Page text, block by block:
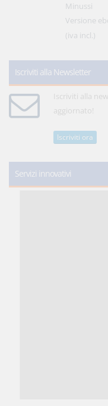
Minussi
Versione
(iva incl.)
Iscriviti alla Newsletter
Iscriviti alla
aggiornato!
Iscriviti ora
Servizi innovativi